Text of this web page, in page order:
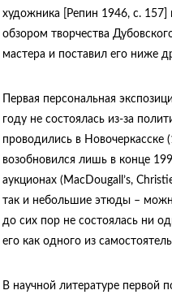
художника [Репин 1946, с. 157]
обзором творчества
мастера и поставил его ниже
Первая персональная
году не состоялась из-за
проводились в Новочеркасске
возобновился лишь в конце
аукционах (MacDougall’s,
так и небольшие этюды –
до сих пор не состоялась ни
его как одного из
В научной литературе первой